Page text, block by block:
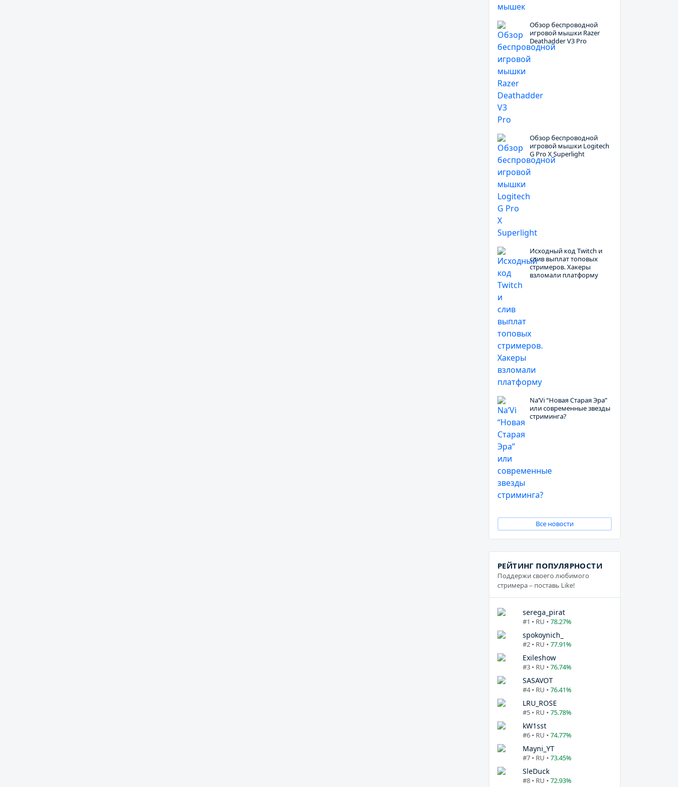
Обзор беспроводной
игровой мышки Razer
Deathadder V3 Pro
Обзор беспроводной
игровой мышки Logitech
G Pro X Superlight
Исходный код Twitch и
слив выплат топовых
стримеров. Хакеры
взломали платформу
Na’Vi “Новая Старая Эра”
или современные звезды
стриминга?
Все новости
РЕЙТИНГ ПОПУЛЯРНОСТИ
Поддержи своего любимого
стримера – поставь Like!
serega_pirat
#1 • RU • 78.27%
spokoynich_
#2 • RU • 77.91%
Exileshow
#3 • RU • 76.74%
SASAVOT
#4 • RU • 76.41%
LRU_ROSE
#5 • RU • 75.78%
kW1sst
#6 • RU • 74.77%
Mayni_YT
#7 • RU • 73.45%
SleDuck
#8 • RU • 72.93%